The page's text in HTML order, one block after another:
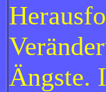
Ängste.